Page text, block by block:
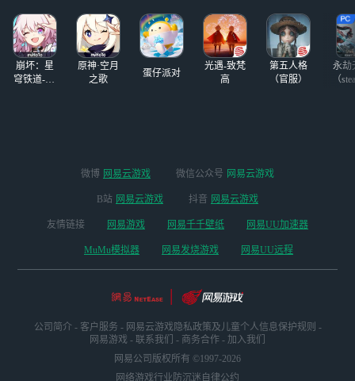
个游戏，天天只会
玩别人的steam账
号，
个游戏，天天只会
玩别人的steam账
号，
崩坏：星
穹铁道-4.4
原神·空月
之歌
蛋仔派对
光遇-致梵
高
第五人格
（官服）
永劫
（
微博 网易云游戏 微信公众号 网易云游戏
B站 网易云游戏 抖音 网易云游戏
友情链接 网易游戏 网易千千壁纸 网易UU加速器
MuMu模拟器 网易发烧游戏 网易UU远程
公司简介 - 客户服务 - 网易云游戏隐私政策及儿童个人信息保护规则 -
网易游戏 - 联系我们 - 商务合作 - 加入我们
网易公司版权所有 ©1997-2026
网络游戏行业防沉迷自律公约